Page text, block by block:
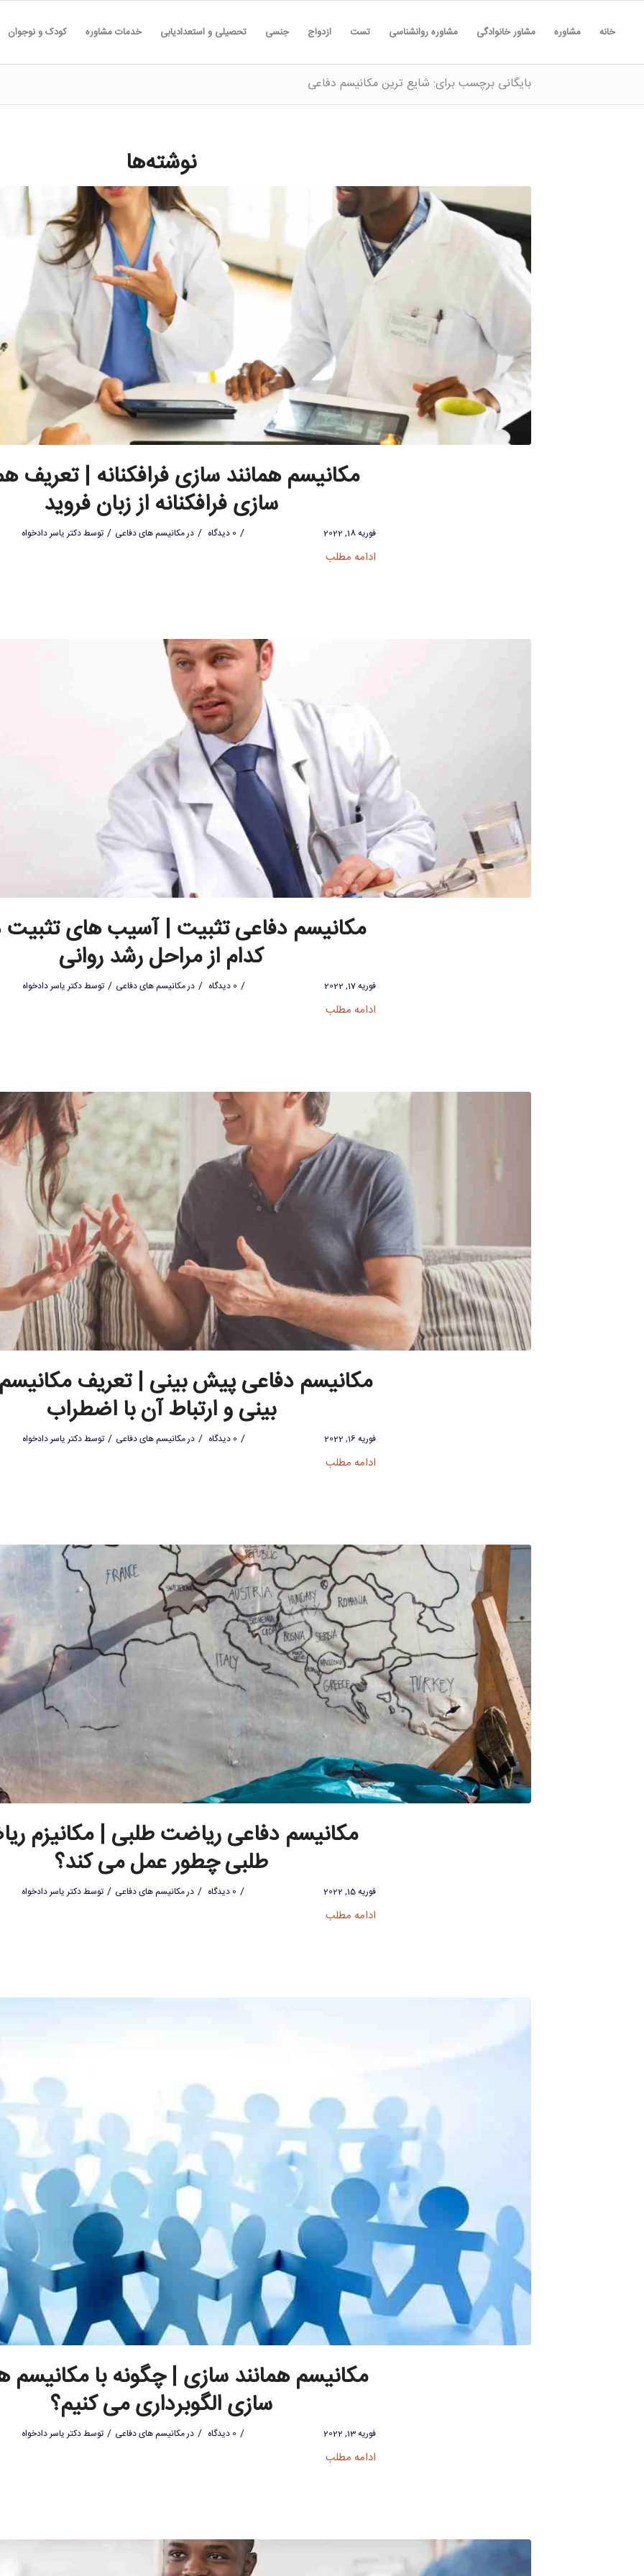
خانه مشاوره مشاور خانوادگی مشاوره روانشناسی تست ازدواج جنسی تحصیلی و استعدادیابی خدمات مشاوره کودک و نوجوان
بایگانی برچسب برای: شایع ترین مکانیسم دفاعی
نوشته‌ها
مکانیسم همانند سازی فرافکنانه | تعریف
سازی فرافکنانه از زبان فروید
فوریه 18, 2022 / 0 دیدگاه / درمکانیسم های دفاعی / توسطدکتر یاسر دادخواه
ادامه مطلب
مکانیسم دفاعی تثبیت | آسیب های تثبیت
کدام از مراحل رشد روانی
فوریه 17, 2022 / 0 دیدگاه / درمکانیسم های دفاعی / توسطدکتر یاسر دادخواه
ادامه مطلب
مکانیسم دفاعی پیش بینی | تعریف
بینی و ارتباط آن با اضطراب
فوریه 16, 2022 / 0 دیدگاه / درمکانیسم های دفاعی / توسطدکتر یاسر دادخواه
ادامه مطلب
مکانیسم دفاعی ریاضت طلبی | مکانیزم
طلبی چطور عمل می کند؟
فوریه 15, 2022 / 0 دیدگاه / درمکانیسم های دفاعی / توسطدکتر یاسر دادخواه
ادامه مطلب
مکانیسم همانند سازی | چگونه با مکانیسم
سازی الگوبرداری می کنیم؟
فوریه 13, 2022 / 0 دیدگاه / درمکانیسم های دفاعی / توسطدکتر یاسر دادخواه
ادامه مطلب